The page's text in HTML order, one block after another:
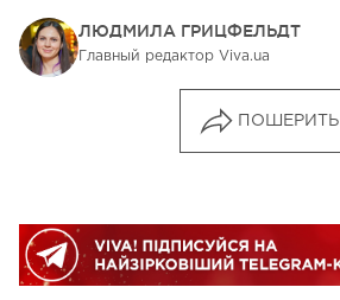
ЛЮДМИЛА ГРИЦФЕЛЬДТ
Главный редактор Viva.ua
ПОШЕРИТЬ